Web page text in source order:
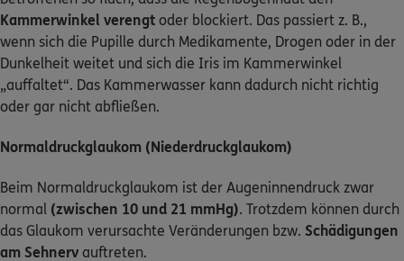
Kammerwinkel verengt oder blockiert. Das passiert z. B.,
wenn sich die Pupille durch Medikamente, Drogen oder in der
Dunkelheit weitet und sich die Iris im Kammerwinkel
„auffaltet“. Das Kammerwasser kann dadurch nicht richtig
oder gar nicht abfließen.
Normaldruckglaukom (Niederdruckglaukom)
Beim Normaldruckglaukom ist der Augeninnendruck zwar
normal (zwischen 10 und 21 mmHg). Trotzdem können durch
das Glaukom verursachte Veränderungen bzw. Schädigungen
am Sehnerv auftreten.